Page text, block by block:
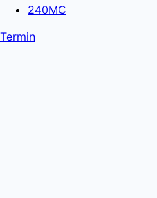
240MC
Termin